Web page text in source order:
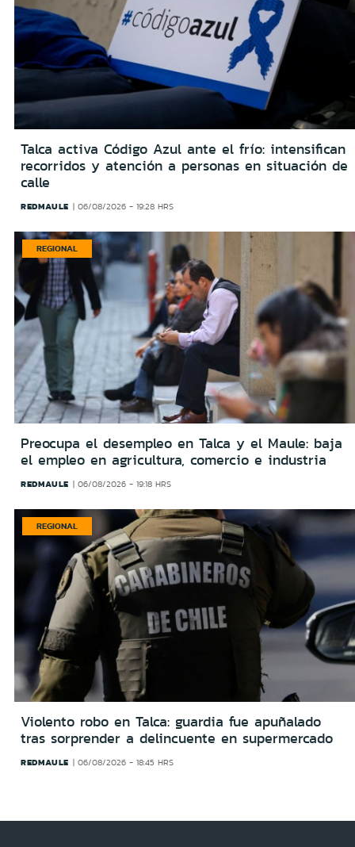
Talca activa Código Azul ante el frío: intensifican
recorridos y atención a personas en situación de
calle
REDMAULE 06/08/2026 - 19:28 HRS
REGIONAL
Preocupa el desempleo en Talca y el Maule: baja
el empleo en agricultura, comercio e industria
REDMAULE 06/08/2026 - 19:18 HRS
REGIONAL
Violento robo en Talca: guardia fue apuñalado
tras sorprender a delincuente en supermercado
REDMAULE 06/08/2026 - 18:45 HRS